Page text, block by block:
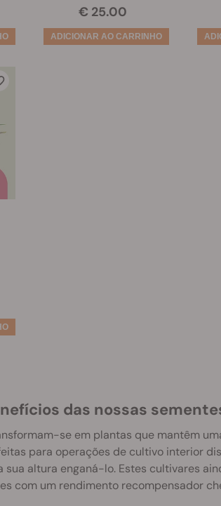
€ 25.00
das nossas
se em plantas que mantêm
para operações de cultivo interior
sua altura enganá-lo. Estes cultivares
com um rendimento recompensador